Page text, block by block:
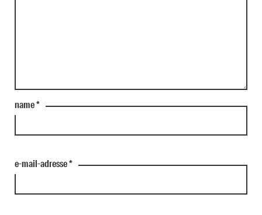
name*
e-mail-adresse*